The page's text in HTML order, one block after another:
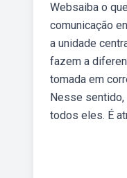
Websaiba o
comunicação
a unidade
fazem a
tomada em
Nesse sentido,
todos eles. É